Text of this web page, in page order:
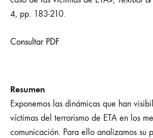
4, pp. 183-210.
Consultar PDF
Resumen
Exponemos las dinámicas que han
víctimas del terrorismo de ETA en los
comunicación. Para ello analizamos su